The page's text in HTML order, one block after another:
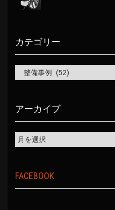
カテゴリー
アーカイブ
FACEBOOK